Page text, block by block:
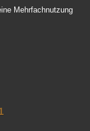
Mehrfachnutzung